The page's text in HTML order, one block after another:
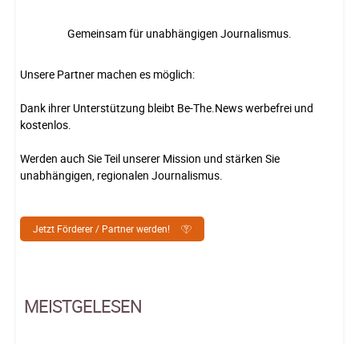
Gemeinsam für unabhängigen Journalismus.
Unsere Partner machen es möglich:
Dank ihrer Unterstützung bleibt Be-The.News werbefrei und
kostenlos.
Werden auch Sie Teil unserer Mission und stärken Sie
unabhängigen, regionalen Journalismus.
Jetzt Förderer / Partner werden!
MEISTGELESEN